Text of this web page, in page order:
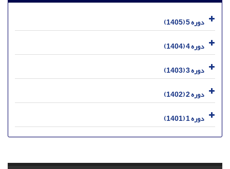
دوره 5 (1405)
دوره 4 (1404)
دوره 3 (1403)
دوره 2 (1402)
دوره 1 (1401)